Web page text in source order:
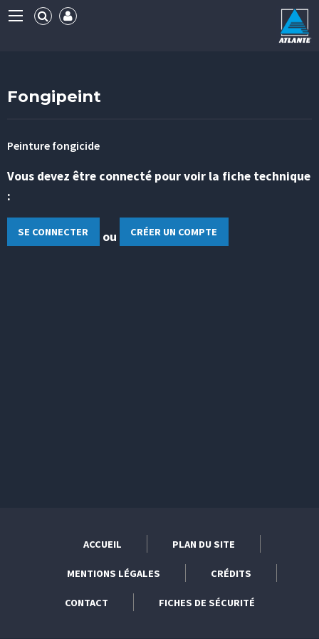
Fongipeint
Peinture fongicide
Vous devez être connecté pour voir la fiche technique
:
SE CONNECTER ou CRÉER UN COMPTE
ACCUEIL PLAN DU SITE
MENTIONS LÉGALES CRÉDITS
CONTACT FICHES DE SÉCURITÉ